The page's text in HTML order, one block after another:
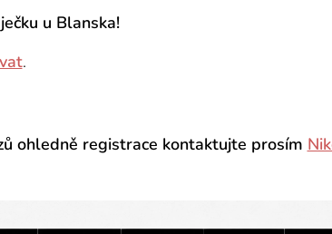
u Blanska!
.
ohledně registrace kontaktujte prosím